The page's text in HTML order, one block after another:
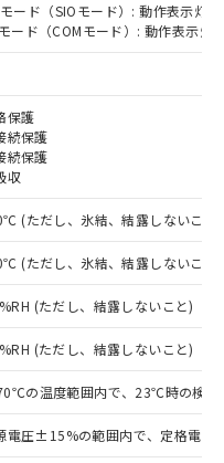
ード（SIOモード）: 動作表示灯(
ード（COMモード）: 動作表示
保護
続保護
続保護
収
(ただし、氷結、結露しないこと)
(ただし、氷結、結露しないこと)
(ただし、結露しないこと)
(ただし、結露しないこと)
の温度範囲内で、23℃時の検
電圧±15%の範囲内で、定格電
き、同意のうえ
制御機器事業取扱
および標準価格
ただくもので
扱商品の中には、
となる商品もある
い。
令（10物質）の
可能な商品で
10物質）の非含
える予定のある
令（10物質）の
対応品を出す予
令（10物質）の
または確認中の
ど無形物で、有
品です。
した場合などや
率が中国RoHSの
します。
率が中国RoHSの
示します。